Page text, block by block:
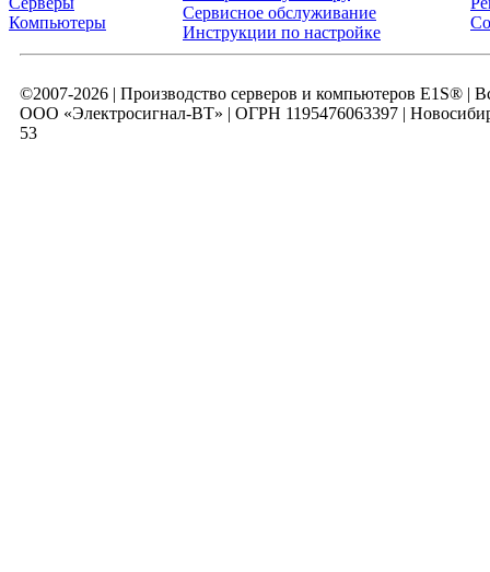
Компьютеры
Сервисное обслуживание
Инструкции по настройке
©2007-2026 | Производство серверов и компьютеров E1S® |
ООО «Электросигнал-ВТ» | ОГРН 1195476063397 |
53